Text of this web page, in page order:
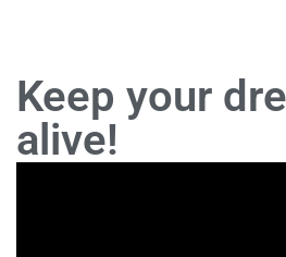
Keep your
alive!